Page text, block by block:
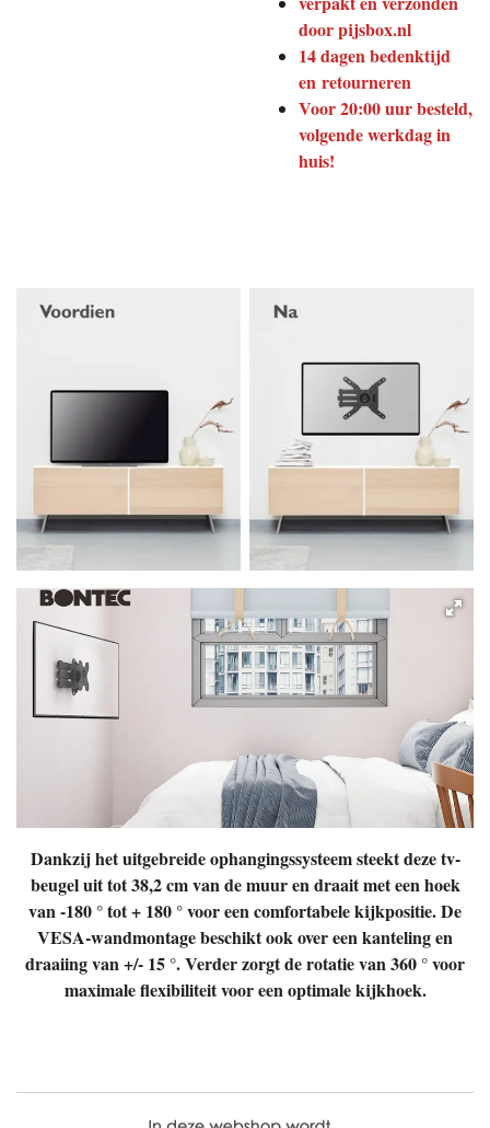
door pijsbox.nl
14 dagen bedenktijd
en retourneren
Voor 20:00 uur besteld,
volgende werkdag in
huis!
Dankzij het uitgebreide ophangingssysteem steekt deze tv-
beugel uit tot 38,2 cm van de muur en draait met een hoek
van -180 ° tot + 180 ° voor een comfortabele kijkpositie. De
VESA-wandmontage beschikt ook over een kanteling en
draaiing van +/- 15 °. Verder zorgt de rotatie van 360 ° voor
maximale flexibiliteit voor een optimale kijkhoek.